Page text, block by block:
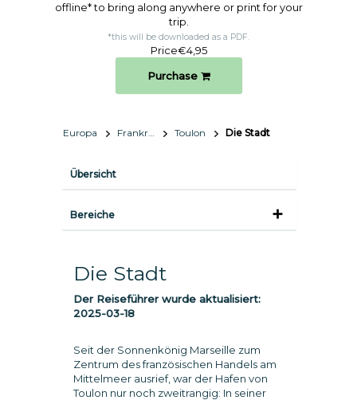
offline* to bring along anywhere or print for your
trip.​
*this will be downloaded as a PDF.
Price€4,95
Purchase
Europa Frankreich Toulon Die Stadt
Übersicht
Bereiche
Die Stadt
Der Reiseführer wurde aktualisiert:
2025-03-18
Seit der Sonnenkönig Marseille zum
Zentrum des französischen Handels am
Mittelmeer ausrief, war der Hafen von
Toulon nur noch zweitrangig: In seiner